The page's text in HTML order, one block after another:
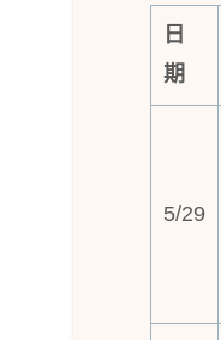
日
期
5/29